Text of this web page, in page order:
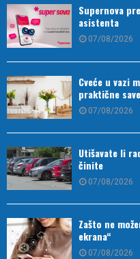
Supernova
asistenta
07/08/2026
Cveće u vazi
praktične
07/08/2026
Utišavate li
činite
07/08/2026
Zašto ne
ekrana“
07/08/2026